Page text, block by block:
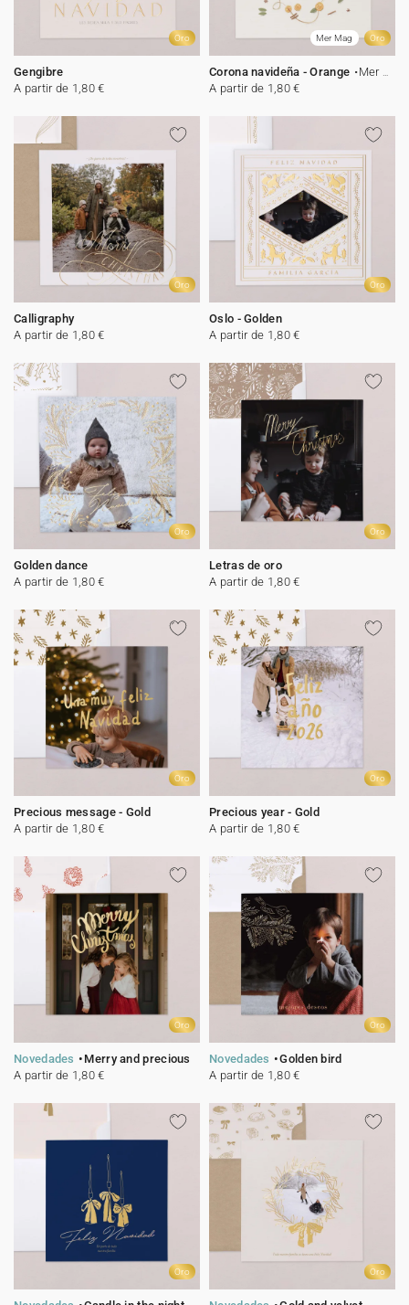
Oro
Gengibre
A partir de 1,80 €
Mer Mag Oro
Corona navideña - Orange
Mer Mag
A partir de 1,80 €
Oro
Calligraphy
A partir de 1,80 €
Oro
Oslo - Golden
A partir de 1,80 €
Oro
Golden dance
A partir de 1,80 €
Oro
Letras de oro
A partir de 1,80 €
Oro
Precious message - Gold
A partir de 1,80 €
Oro
Precious year - Gold
A partir de 1,80 €
Oro
Novedades
Merry and precious
A partir de 1,80 €
Oro
Novedades
Golden bird
A partir de 1,80 €
Oro Oro